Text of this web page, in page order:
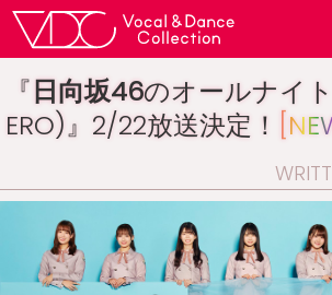
『日向坂46のオールナイ
ERO)』2/22放送決定！